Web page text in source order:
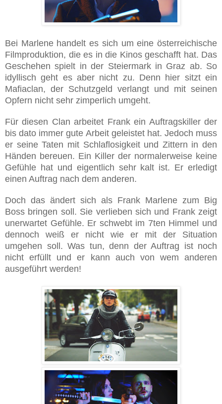
Bei Marlene handelt es sich um eine österreichische
Filmproduktion, die es in die Kinos geschafft hat. Das
Geschehen spielt in der Steiermark in Graz ab. So
idyllisch geht es aber nicht zu. Denn hier sitzt ein
Mafiaclan, der Schutzgeld verlangt und mit seinen
Opfern nicht sehr zimperlich umgeht.
Für diesen Clan arbeitet Frank ein Auftragskiller der
bis dato immer gute Arbeit geleistet hat. Jedoch muss
er seine Taten mit Schlaflosigkeit und Zittern in den
Händen bereuen. Ein Killer der normalerweise keine
Gefühle hat und eigentlich sehr kalt ist. Er erledigt
einen Auftrag nach dem anderen.
Doch das ändert sich als Frank Marlene zum Big
Boss bringen soll. Sie verlieben sich und Frank zeigt
unerwartet Gefühle. Er schwebt im 7ten Himmel und
dennoch weiß er nicht wie er mit der Situation
umgehen soll. Was tun, denn der Auftrag ist noch
nicht erfüllt und er kann auch von wem anderen
ausgeführt werden!